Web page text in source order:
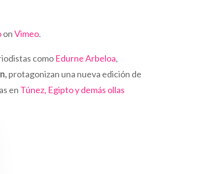
onVimeo.
como Edurne Arbeloa,
protagonizan una nueva edición de
en Túnez, Egipto y demás ollas